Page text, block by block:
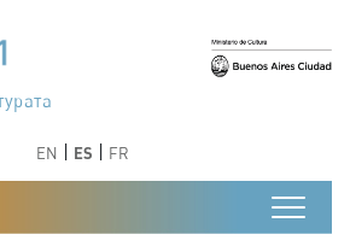
جدول
ダ21
культури
EN ES FR